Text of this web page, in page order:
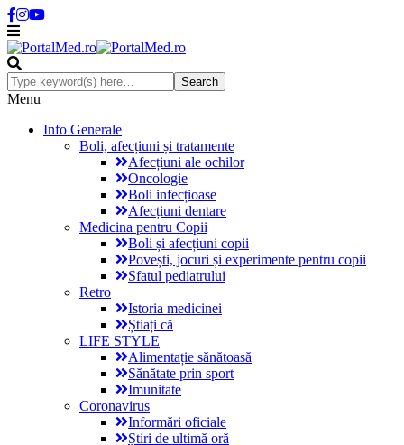
Menu
Info Generale
Boli, afecțiuni și tratamente
Afecțiuni ale ochilor
Oncologie
Boli infecțioase
Afecțiuni dentare
Medicina pentru Copii
Boli și afecțiuni copii
Povești, jocuri și experimente pentru copii
Sfatul pediatrului
Retro
Istoria medicinei
Știați că
LIFE STYLE
Alimentație sănătoasă
Sănătate prin sport
Imunitate
Coronavirus
Informări oficiale
Știri de ultimă oră